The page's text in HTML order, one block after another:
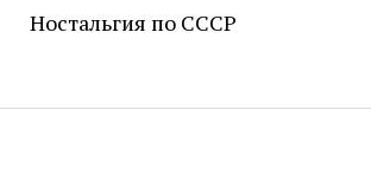
Ностальгия по СССР